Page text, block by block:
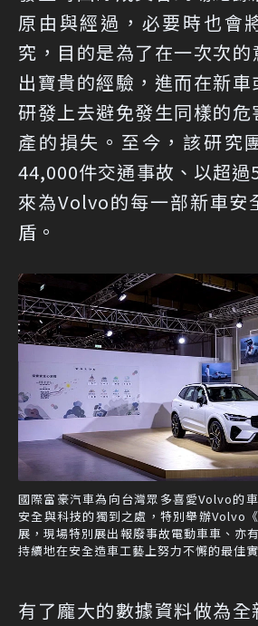
原由與經過，必要時也會
究，目的是為了在一次次
出寶貴的經驗，進而在新
研發上去避免發生同樣的危
產的損失。至今，該研究
44,000件交通事故、以超過
來為Volvo的每一部新車安
盾。
國際富豪汽車為向台灣眾多喜愛Volvo的
安全與科技的獨到之處，特別舉辦Volvo
展，現場特別展出報廢事故電動車車、亦
持續地在安全造車工藝上努力不懈的最佳
有了龐大的數據資料做為